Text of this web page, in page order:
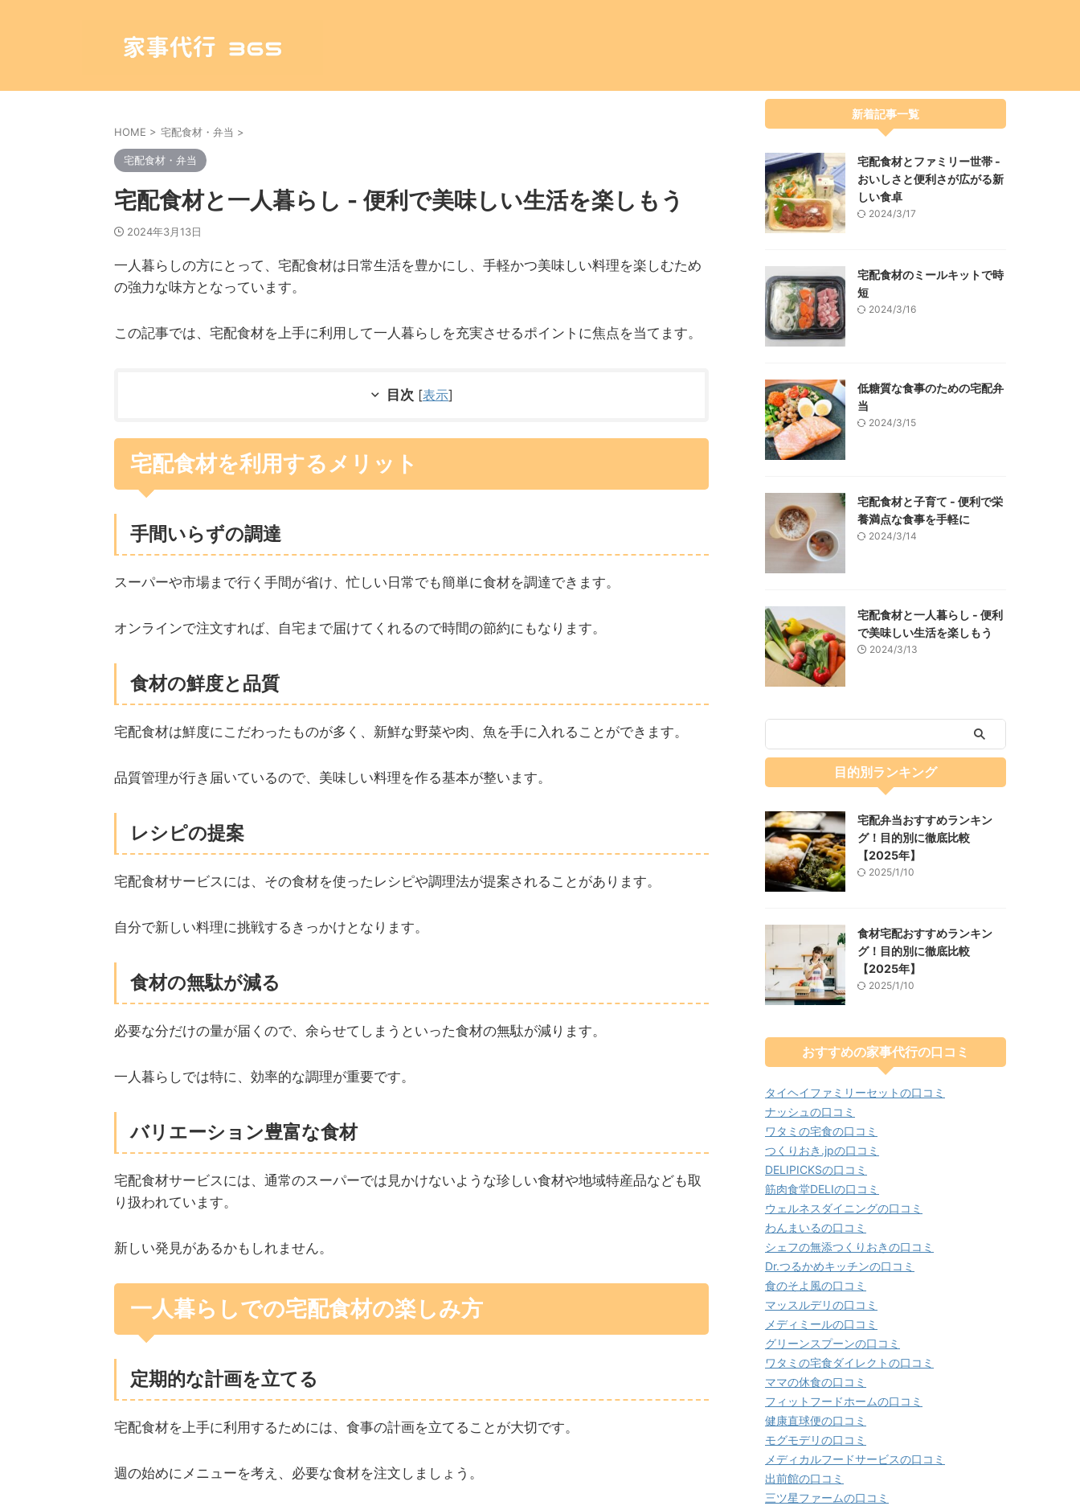
HOME > 宅配食材・弁当 >
宅配食材・弁当
宅配食材と一人暮らし - 便利で美味しい生活を楽しもう
2024年3月13日
一人暮らしの方にとって、宅配食材は日常生活を豊かにし、手軽かつ美味しい料理を楽しむため
の強力な味方となっています。
この記事では、宅配食材を上手に利用して一人暮らしを充実させるポイントに焦点を当てます。
目次 [表示]
宅配食材を利用するメリット
手間いらずの調達
スーパーや市場まで行く手間が省け、忙しい日常でも簡単に食材を調達できます。
オンラインで注文すれば、自宅まで届けてくれるので時間の節約にもなります。
食材の鮮度と品質
宅配食材は鮮度にこだわったものが多く、新鮮な野菜や肉、魚を手に入れることができます。
品質管理が行き届いているので、美味しい料理を作る基本が整います。
レシピの提案
宅配食材サービスには、その食材を使ったレシピや調理法が提案されることがあります。
自分で新しい料理に挑戦するきっかけとなります。
食材の無駄が減る
必要な分だけの量が届くので、余らせてしまうといった食材の無駄が減ります。
一人暮らしでは特に、効率的な調理が重要です。
バリエーション豊富な食材
宅配食材サービスには、通常のスーパーでは見かけないような珍しい食材や地域特産品なども取
り扱われています。
新しい発見があるかもしれません。
一人暮らしでの宅配食材の楽しみ方
定期的な計画を立てる
宅配食材を上手に利用するためには、食事の計画を立てることが大切です。
週の始めにメニューを考え、必要な食材を注文しましょう。
新着記事一覧
宅配食材とファミリー世帯 -
おいしさと便利さが広がる新
しい食卓
2024/3/17
宅配食材のミールキットで時
短
2024/3/16
低糖質な食事のための宅配弁
当
2024/3/15
宅配食材と子育て - 便利で栄
養満点な食事を手軽に
2024/3/14
宅配食材と一人暮らし - 便利
で美味しい生活を楽しもう
2024/3/13
目的別ランキング
宅配弁当おすすめランキン
グ！目的別に徹底比較
【2025年】
2025/1/10
食材宅配おすすめランキン
グ！目的別に徹底比較
【2025年】
2025/1/10
おすすめの家事代行の口コミ
タイヘイファミリーセットの口コミ
ナッシュの口コミ
ワタミの宅食の口コミ
つくりおき.jpの口コミ
DELIPICKSの口コミ
筋肉食堂DELIの口コミ
ウェルネスダイニングの口コミ
わんまいるの口コミ
シェフの無添つくりおきの口コミ
Dr.つるかめキッチンの口コミ
食のそよ風の口コミ
マッスルデリの口コミ
メディミールの口コミ
グリーンスプーンの口コミ
ワタミの宅食ダイレクトの口コミ
ママの休食の口コミ
フィットフードホームの口コミ
健康直球便の口コミ
モグモデリの口コミ
メディカルフードサービスの口コミ
出前館の口コミ
三ツ星ファームの口コミ